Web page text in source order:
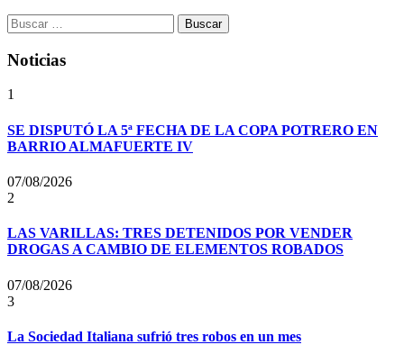
Buscar:
Noticias
1
SE DISPUTÓ LA 5ª FECHA DE LA COPA POTRERO EN
BARRIO ALMAFUERTE IV
07/08/2026
2
LAS VARILLAS: TRES DETENIDOS POR VENDER
DROGAS A CAMBIO DE ELEMENTOS ROBADOS
07/08/2026
3
La Sociedad Italiana sufrió tres robos en un mes